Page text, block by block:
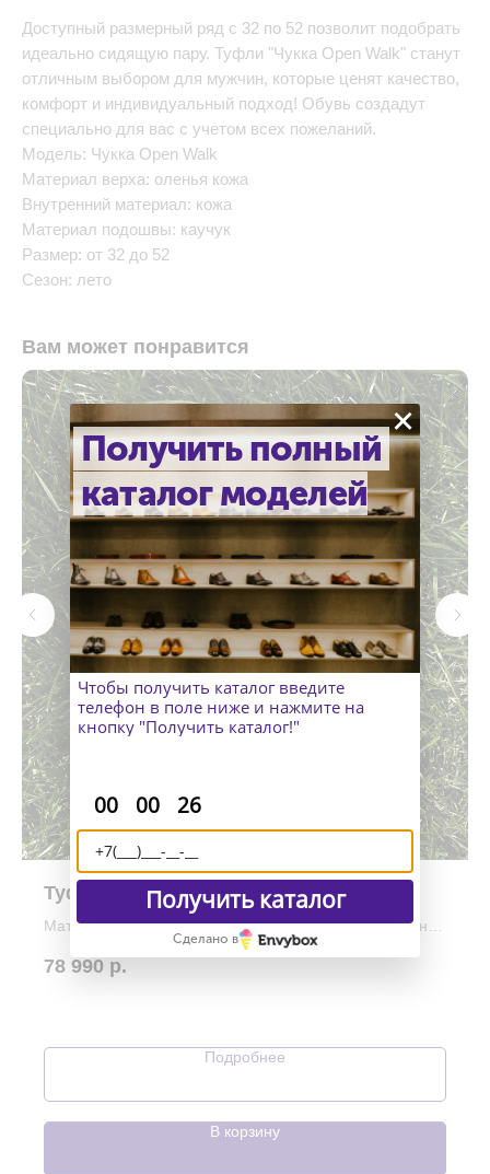
Доступный размерный ряд с 32 по 52 позволит подобрать
идеально сидящую пару. Туфли "Чукка Open Walk" станут
отличным выбором для мужчин, которые ценят качество,
комфорт и индивидуальный подход! Обувь создадут
специально для вас с учетом всех пожеланий.
Модель: Чукка Open Walk
Материал верха: оленья кожа
Внутренний материал: кожа
Материал подошвы: каучук
Размер: от 32 до 52
Сезон: лето
Вам может понравится
Туфли дерби с экраном нью
Материал верха: Телячья кожа с эффектом светотени
Материал подошвы: Vibram Eton
Изготовление: индивидуально
78 990 р.
Подробнее
В корзину
Получить полный
каталог моделей
×
Чтобы получить каталог введите
телефон в поле ниже и нажмите на
кнопку "Получить каталог!"
00 00 25
Получить каталог
Сделано в